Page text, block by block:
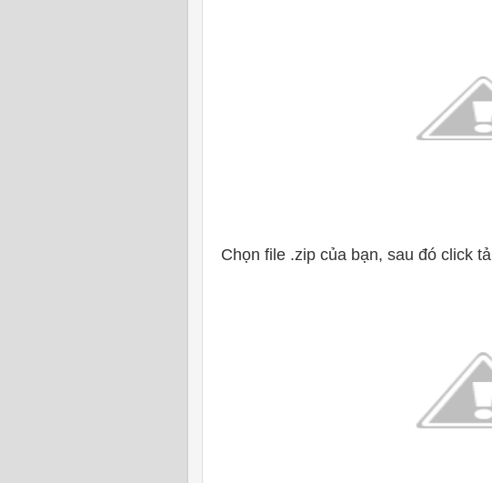
Chọn file .zip của bạn, sau đó click